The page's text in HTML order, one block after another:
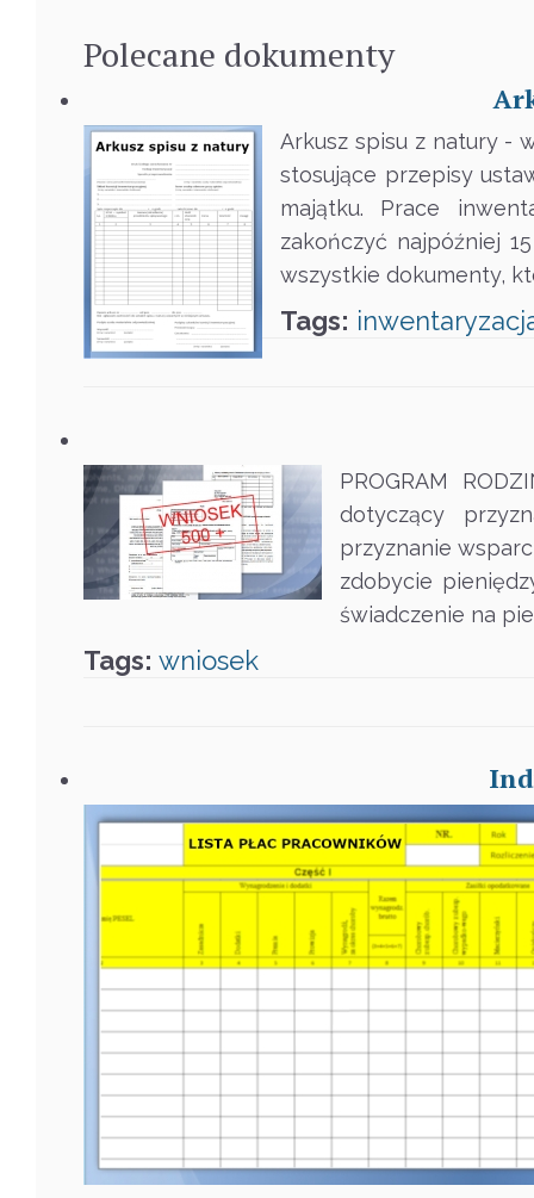
Polecane dokumenty
Arkusz spisu z natury -
stosujące przepisy
majątku. Prace
zakończyć najpóźniej
wszystkie dokumenty,
Tags:
PROGRAM
dotyczący
przyznanie
zdobycie
świadczenie na
Tags: wniosek